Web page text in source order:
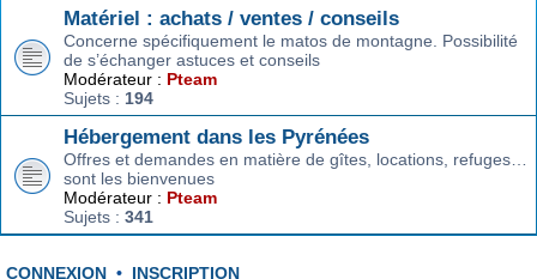
Matériel : achats / ventes / conseils
Concerne spécifiquement le matos de montagne. Possibilité
de s’échanger astuces et conseils
Modérateur : Pteam
Sujets : 194
Hébergement dans les Pyrénées
Offres et demandes en matière de gîtes, locations, refuges…
sont les bienvenues
Modérateur : Pteam
Sujets : 341
CONNEXION • INSCRIPTION